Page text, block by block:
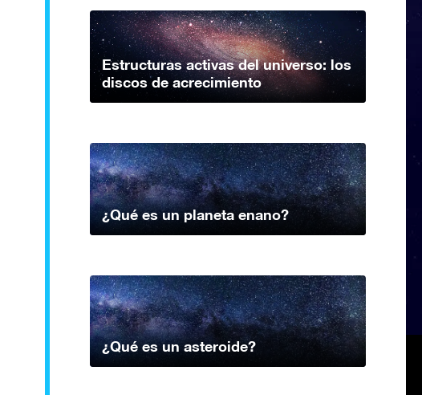
Estructuras activas del universo: los
discos de acrecimiento
¿Qué es un planeta enano?
¿Qué es un asteroide?